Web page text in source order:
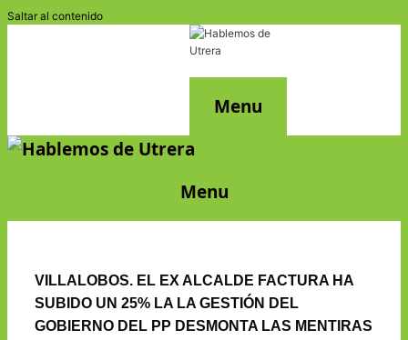
Saltar al contenido
Menu
Menu
VILLALOBOS. EL EX ALCALDE FACTURA HA
SUBIDO UN 25% LA LA GESTIÓN DEL
GOBIERNO DEL PP DESMONTA LAS MENTIRAS